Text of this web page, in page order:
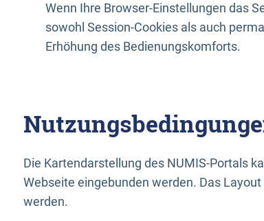
Wenn Ihre Browser-Einstellungen das
sowohl Session-Cookies als auch
Erhöhung des Bedienungskomforts.
Die Kartendarstellung des NUMIS-Portals
Webseite eingebunden werden. Das
werden.